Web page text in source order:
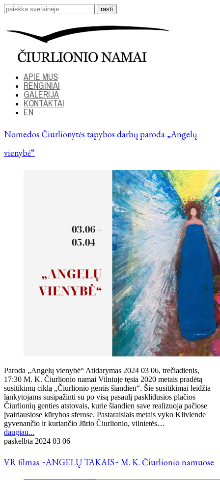
APIE MUS
RENGINIAI
GALERIJA
KONTAKTAI
EN
Nomedos Čiurlionytės tapybos darbų paroda „Angelų
vienybė“
Paroda „Angelų vienybė“ Atidarymas 2024 03 06, trečiadienis,
17:30 M. K. Čiurlionio namai Vilniuje tęsia 2020 metais pradėtą
susitikimų ciklą „Čiurlionio gentis šiandien“. Šie susitikimai leidžia
lankytojams susipažinti su po visą pasaulį pasklidusios plačios
Čiurlionių genties atstovais, kurie šiandien save realizuoja pačiose
įvairiausiose kūrybos sferose. Pastaraisiais metais vyko Klivlende
gyvenančio ir kuriančio Jūrio Čiurlionio, vilnietės…
daugiau...
paskelbta 2024 03 06
VR filmas ~ANGELŲ TAKAIS~ M. K. Čiurlionio namuose